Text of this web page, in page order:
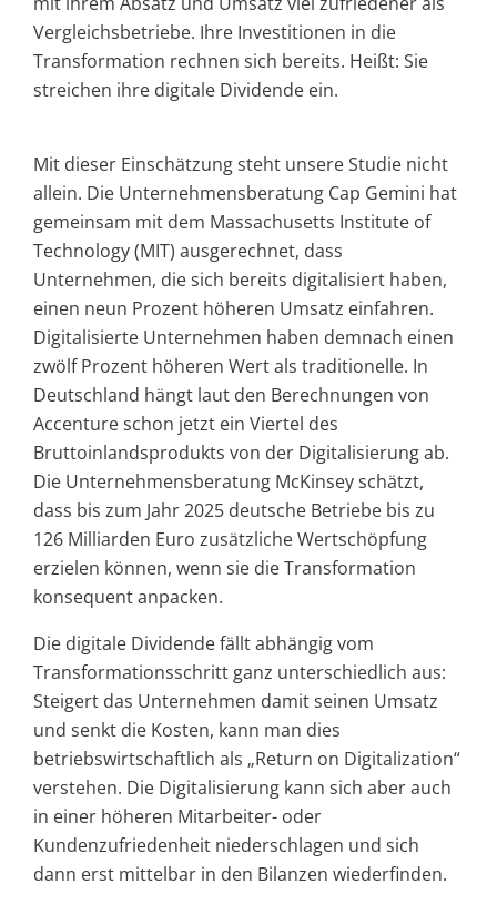
Vergleichsbetriebe. Ihre Investitionen in die
Transformation rechnen sich bereits. Heißt: Sie
streichen ihre digitale Dividende ein.
Mit dieser Einschätzung steht unsere Studie nicht
allein. Die Unternehmensberatung Cap Gemini hat
gemeinsam mit dem Massachusetts Institute of
Technology (MIT) ausgerechnet, dass
Unternehmen, die sich bereits digitalisiert haben,
einen neun Prozent höheren Umsatz einfahren.
Digitalisierte Unternehmen haben demnach einen
zwölf Prozent höheren Wert als traditionelle. In
Deutschland hängt laut den Berechnungen von
Accenture schon jetzt ein Viertel des
Bruttoinlandsprodukts von der Digitalisierung ab.
Die Unternehmensberatung McKinsey schätzt,
dass bis zum Jahr 2025 deutsche Betriebe bis zu
126 Milliarden Euro zusätzliche Wertschöpfung
erzielen können, wenn sie die Transformation
konsequent anpacken.
Die digitale Dividende fällt abhängig vom
Transformationsschritt ganz unterschiedlich aus:
Steigert das Unternehmen damit seinen Umsatz
und senkt die Kosten, kann man dies
betriebswirtschaftlich als „Return on Digitalization“
verstehen. Die Digitalisierung kann sich aber auch
in einer höheren Mitarbeiter- oder
Kundenzufriedenheit niederschlagen und sich
dann erst mittelbar in den Bilanzen wiederfinden.